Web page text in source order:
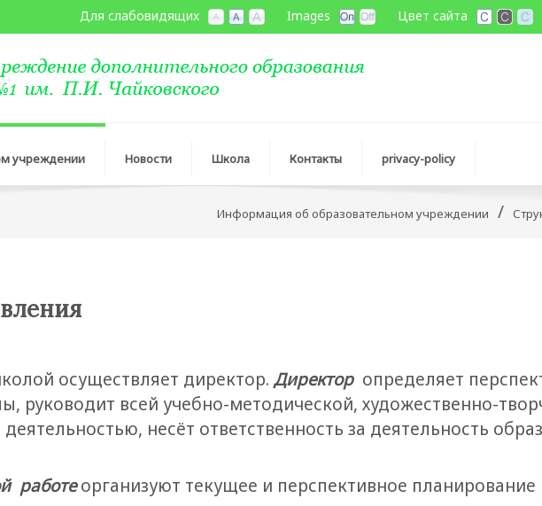
Цвет сайта
Images
Для слабовидящих
учреждении Новости Школа Контакты privacy-policy
Информация об образовательном учреждении /
осуществляет директор. Директоропределяет
руководит всей учебно-методической, художественно-
несёт ответственность за деятельность
работеорганизуют текущее и перспективное планирование